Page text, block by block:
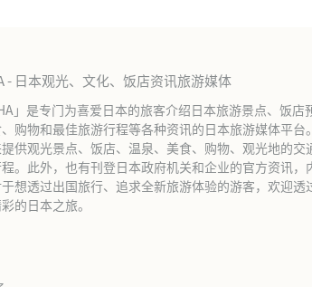
- 日本观光、文化、饭店资讯旅游媒体
」是专门为喜爱日本的旅客介绍日本旅游景点、饭店
购物和最佳旅游行程等各种资讯的日本旅游媒体平台
供观光景点、饭店、温泉、美食、购物、观光地的交
。此外，也有刊登日本政府机关和企业的官方资讯，
想透过出国旅行、追求全新旅游体验的游客，欢迎透
的日本之旅。